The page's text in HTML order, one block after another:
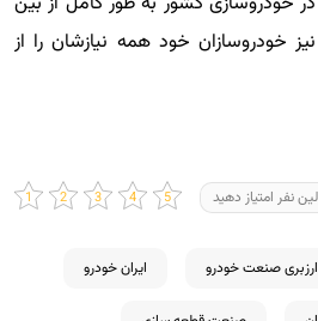
خودروسازان خود همه نیازشان را از
نفر امتیاز دهید
ارزبری صنعت خودرو ایران خودرو